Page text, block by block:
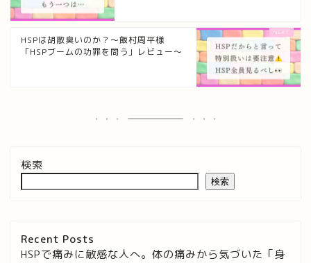
HSPは胡散臭いのか？〜飯村周平様
「HSPブームの功罪を問う」レビュー〜
検索
検索
Recent Posts
HSPで痛みに敏感な人へ。体の痛みから気づいた「身